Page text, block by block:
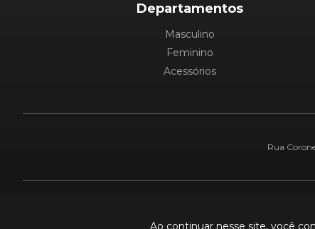
Ao continuar nesse site, você
Departamentos
Masculino
Feminino
Acessórios
Rua